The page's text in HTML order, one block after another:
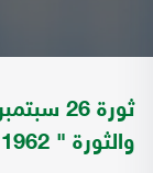
ثورة
والثورة " 1962 - 1970 " .